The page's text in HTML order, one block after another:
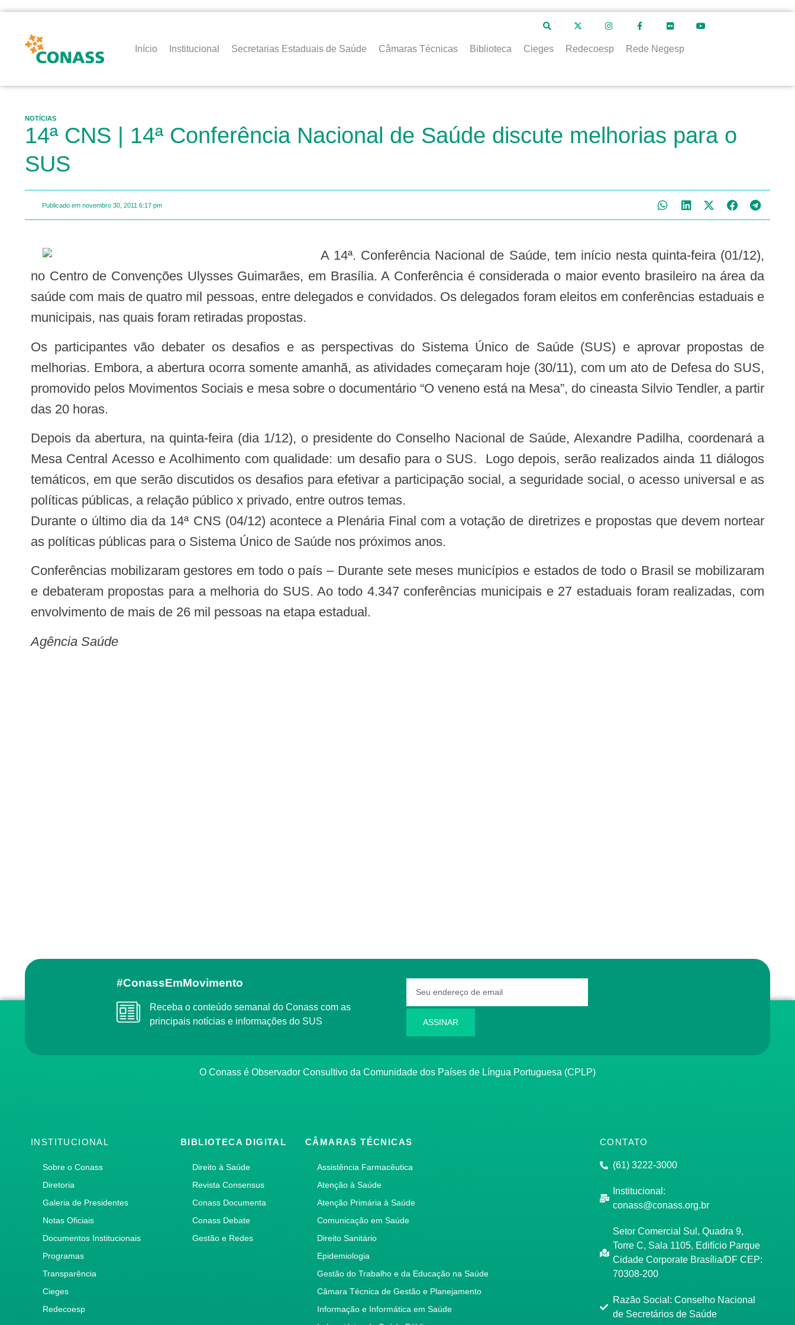
Início Institucional Secretarias Estaduais de Saúde Câmaras Técnicas Biblioteca Cieges Redecoesp Rede Negesp
NOTÍCIAS
14ª CNS | 14ª Conferência Nacional de Saúde discute melhorias para o
SUS
Publicado em novembro 30, 2011 6:17 pm
A 14ª. Conferência Nacional de Saúde, tem início nesta quinta-feira (01/12),
no Centro de Convenções Ulysses Guimarães, em Brasília. A Conferência é considerada o maior evento brasileiro na área da
saúde com mais de quatro mil pessoas, entre delegados e convidados. Os delegados foram eleitos em conferências estaduais e
municipais, nas quais foram retiradas propostas.
Os participantes vão debater os desafios e as perspectivas do Sistema Único de Saúde (SUS) e aprovar propostas de
melhorias. Embora, a abertura ocorra somente amanhã, as atividades começaram hoje (30/11), com um ato de Defesa do SUS,
promovido pelos Movimentos Sociais e mesa sobre o documentário “O veneno está na Mesa”, do cineasta Silvio Tendler, a partir
das 20 horas.
Depois da abertura, na quinta-feira (dia 1/12), o presidente do Conselho Nacional de Saúde, Alexandre Padilha, coordenará a
Mesa Central Acesso e Acolhimento com qualidade: um desafio para o SUS. Logo depois, serão realizados ainda 11 diálogos
temáticos, em que serão discutidos os desafios para efetivar a participação social, a seguridade social, o acesso universal e as
políticas públicas, a relação público x privado, entre outros temas.
Durante o último dia da 14ª CNS (04/12) acontece a Plenária Final com a votação de diretrizes e propostas que devem nortear
as políticas públicas para o Sistema Único de Saúde nos próximos anos.
Conferências mobilizaram gestores em todo o país – Durante sete meses municípios e estados de todo o Brasil se mobilizaram
e debateram propostas para a melhoria do SUS. Ao todo 4.347 conferências municipais e 27 estaduais foram realizadas, com
envolvimento de mais de 26 mil pessoas na etapa estadual.
Agência Saúde
#ConassEmMovimento
Receba o conteúdo semanal do Conass com as
principais notícias e informações do SUS
ASSINAR
O Conass é Observador Consultivo da Comunidade dos Países de Língua Portuguesa (CPLP)
INSTITUCIONAL
Sobre o Conass
Diretoria
Galeria de Presidentes
Notas Oficiais
Documentos Institucionais
Programas
Transparência
Cieges
Redecoesp
BIBLIOTECA DIGITAL
Direito à Saúde
Revista Consensus
Conass Documenta
Conass Debate
Gestão e Redes
CÂMARAS TÉCNICAS
Assistência Farmacêutica
Atenção à Saúde
Atenção Primária à Saúde
Comunicação em Saúde
Direito Sanitário
Epidemiologia
Gestão do Trabalho e da Educação na Saúde
Câmara Técnica de Gestão e Planejamento
Informação e Informática em Saúde
CONTATO
(61) 3222-3000
Institucional:
conass@conass.org.br
Setor Comercial Sul, Quadra 9,
Torre C, Sala 1105, Edifício Parque
Cidade Corporate Brasília/DF CEP:
70308-200
Razão Social: Conselho Nacional
de Secretários de Saúde